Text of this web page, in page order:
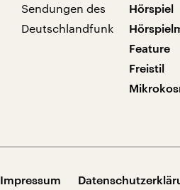
Sendungen des
Deutschlandfunk
Hörspiel
Feature
Freistil
Impressum